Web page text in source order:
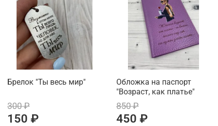
Брелок "Ты весь мир"
300 ₽
150 ₽
Обложка на паспорт
"Возраст, как платье"
850 ₽
450 ₽